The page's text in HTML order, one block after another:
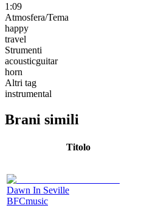
1:09
Atmosfera/Tema
happy
travel
Strumenti
acousticguitar
horn
Altri tag
instrumental
Brani simili
Titolo
Dawn In Seville
BFCmusic